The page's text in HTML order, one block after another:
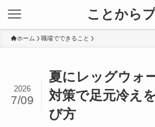
ことから
ホーム 職場でできること
夏にレッグウォ
対策で足元冷え
び方
2026
7/09